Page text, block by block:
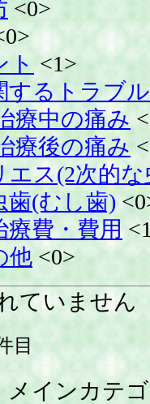
<0>
ト <1>
するトラブル
療中の痛み
療後の痛み
エス(2次的な
歯(むし歯)
療費・費用
他 <0>
ていません
目
インカテ